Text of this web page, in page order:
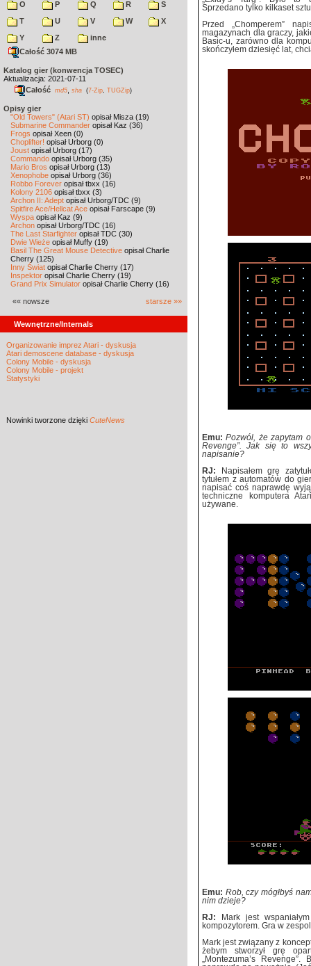
O
P Q R
S
T
U V W
X
Y
Z
inne
Całość 3074 MB
Katalog gier (konwencja TOSEC)
Aktualizacja: 2021-07-11
Całość md5 sha (7-Zip TUGZip)
Opisy gier
"Old Towers" (Atari ST) opisał Misza (19)
Submarine Commander opisał Kaz (36)
Frogs opisał Xeen (0)
Choplifter! opisał Urborg (0)
Joust opisał Urborg (17)
Commando opisał Urborg (35)
Mario Bros opisał Urborg (13)
Xenophobe opisał Urborg (36)
Robbo Forever opisał tbxx (16)
Kolony 2106 opisał tbxx (3)
Archon II: Adept opisał Urborg/TDC (9)
Spitfire Ace/Hellcat Ace opisał Farscape (9)
Wyspa opisał Kaz (9)
Archon opisał Urborg/TDC (16)
The Last Starfighter opisał TDC (30)
Dwie Wieże opisał Muffy (19)
Basil The Great Mouse Detective opisał Charlie
Cherry (125)
Inny Świat opisał Charlie Cherry (17)
Inspektor opisał Charlie Cherry (19)
Grand Prix Simulator opisał Charlie Cherry (16)
«« nowsze starsze »»
Wewnętrzne/Internals
Organizowanie imprez Atari - dyskusja
Atari demoscene database - dyskusja
Colony Mobile - dyskusja
Colony Mobile - projekt
Statystyki
Nowinki tworzone dzięki CuteNews
Sprzedano tylko kilkaset
Przed „Chomperem”
magazynach dla graczy,
Basic-u, zarówno dla
skończyłem dziesięć lat,
Emu:Pozwól, że zapytam
Revenge”. Jak się to
napisanie?
RJ:
Napisałem grę
tytułem z automatów do
napisać coś naprawdę
techniczne komputera
używane.
Emu: Rob, czy mógłbyś
nim dzieje?
RJ:
Mark jest
kompozytorem. Gra w
Mark jest związany z
żebym stworzył grę
„Montezuma’s